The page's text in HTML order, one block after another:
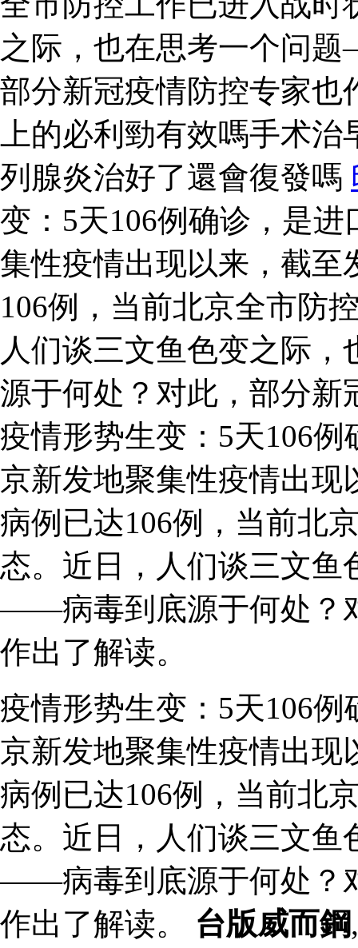
之际，也在思考一个问
部分新冠疫情防控专家
上的必利勁有效嗎手术
列腺炎治好了還會復發嗎
变：5天106例确诊，是
集性疫情出现以来，截至
106例，当前北京全市防
人们谈三文鱼色变之际
源于何处？对此，部分新
疫情形势生变：5天106
京新发地聚集性疫情出现
病例已达106例，当前北
态。近日，人们谈三文
——病毒到底源于何处？
作出了解读。
疫情形势生变：5天106
京新发地聚集性疫情出现
病例已达106例，当前北
态。近日，人们谈三文
——病毒到底源于何处？
作出了解读。 台版威而鋼,